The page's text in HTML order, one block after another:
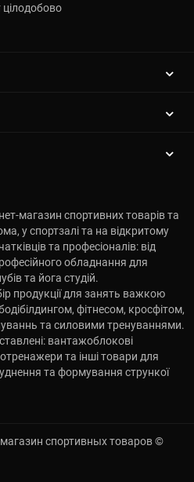
магазин спортивних товарів та
у спортзалі та на відкритому
та професіоналів: від
обладнання для
та йога студій.
продукції для занять важкою
фітнесом, кросфітом,
та силовими тренуваннями.
вантажоблокові
та інші товари для
та формування стрункої
спортивных товаров ©